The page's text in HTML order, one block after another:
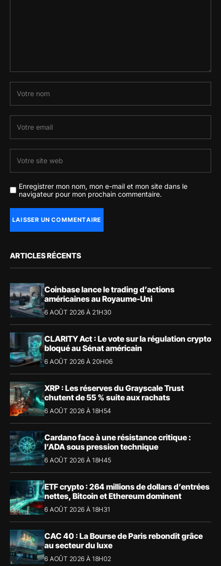
Enregistrer mon nom, mon e-mail et mon site dans le
navigateur pour mon prochain commentaire.
ARTICLES RÉCENTS
Coinbase lance le trading d’actions
américaines au Royaume-Uni
6 AOÛT 2026 À 21H30
CLARITY Act : Le vote sur la régulation crypto
bloqué au Sénat américain
6 AOÛT 2026 À 20H06
XRP : Les réserves du Grayscale Trust
chutent de 55 % suite aux rachats
6 AOÛT 2026 À 18H54
Cardano face à une résistance critique :
l’ADA sous pression technique
6 AOÛT 2026 À 18H45
ETF crypto : 264 millions de dollars d’entrées
nettes, Bitcoin et Ethereum dominent
6 AOÛT 2026 À 18H31
CAC 40 : La Bourse de Paris rebondit grâce
au secteur du luxe
6 AOÛT 2026 À 18H02